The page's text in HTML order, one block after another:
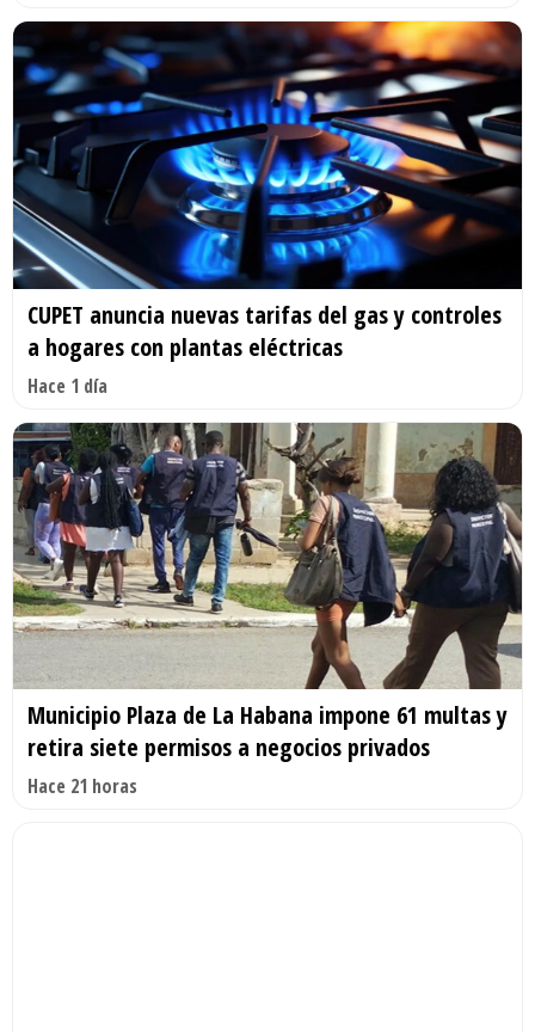
CUPET anuncia nuevas tarifas del gas y controles
a hogares con plantas eléctricas
Hace 1 día
Municipio Plaza de La Habana impone 61 multas y
retira siete permisos a negocios privados
Hace 21 horas